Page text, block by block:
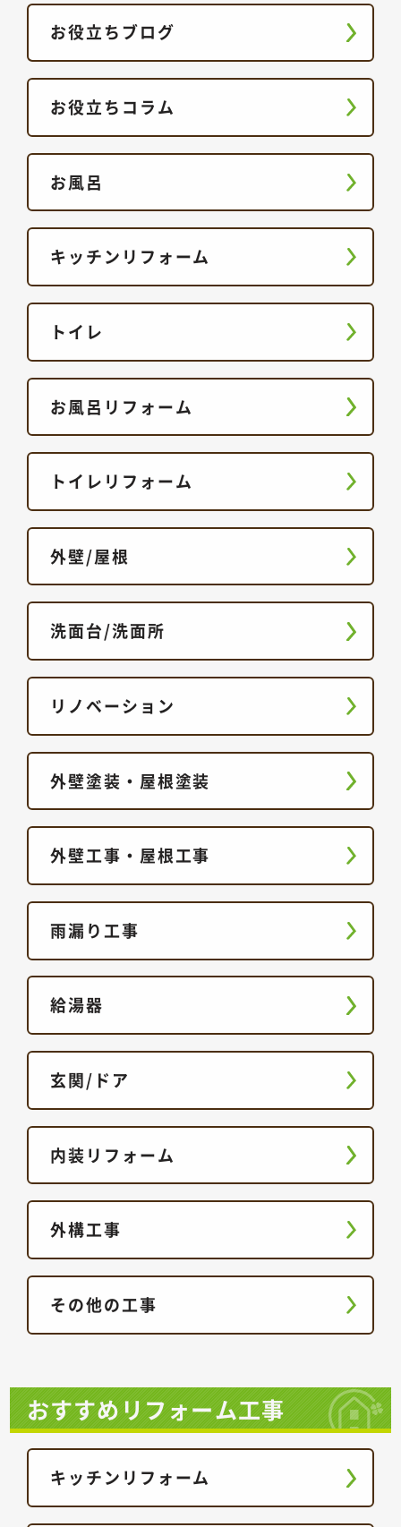
お役立ちブログ
お役立ちコラム
お風呂
キッチンリフォーム
トイレ
お風呂リフォーム
トイレリフォーム
外壁/屋根
洗面台/洗面所
リノベーション
外壁塗装・屋根塗装
外壁工事・屋根工事
雨漏り工事
給湯器
玄関/ドア
内装リフォーム
外構工事
その他の工事
おすすめリフォーム工事
キッチンリフォーム